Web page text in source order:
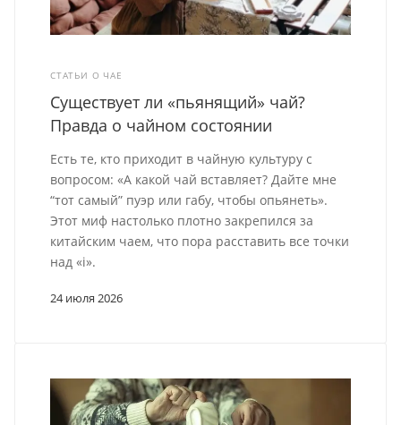
СТАТЬИ О ЧАЕ
24 июля 2026
Существует ли «пьянящий» чай?
Правда о чайном состоянии
Есть те, кто приходит в чайную культуру с
вопросом: «А какой чай вставляет? Дайте мне
“тот самый” пуэр или габу, чтобы опьянеть».
Этот миф настолько плотно закрепился за
китайским чаем, что пора расставить все точки
над «i».